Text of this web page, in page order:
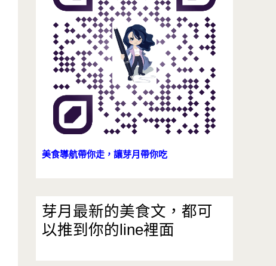
美食導航帶你走，讓芽月帶你吃
芽月最新的美食文，都可
以推到你的line裡面